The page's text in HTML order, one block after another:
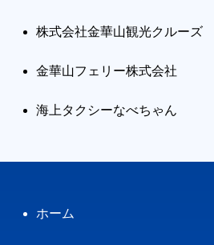
株式会社金華山観光クルーズ
金華山フェリー株式会社
海上タクシーなべちゃん
ホーム